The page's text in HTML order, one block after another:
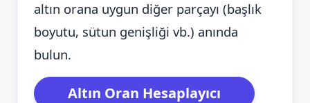
altın orana uygun diğer parçayı (başlık
boyutu, sütun genişliği vb.) anında
bulun.
Altın Oran Hesaplayıcı